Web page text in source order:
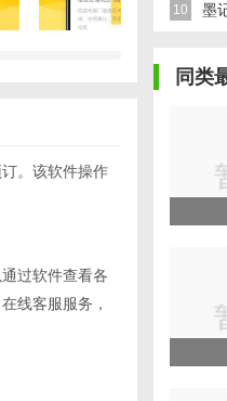
。该软件操作
过软件查看各
线客服服务，
10 墨
同类